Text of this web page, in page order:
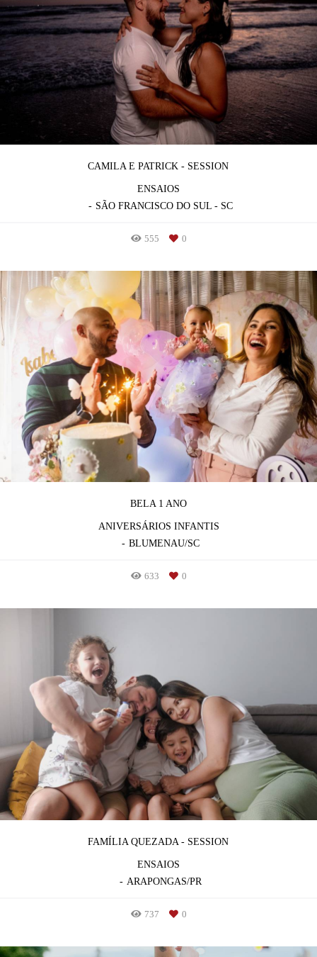
CAMILA E PATRICK - SESSION
ENSAIOS
SÃO FRANCISCO DO SUL - SC
555 0
BELA 1 ANO
ANIVERSÁRIOS INFANTIS
BLUMENAU/SC
633 0
FAMÍLIA QUEZADA - SESSION
ENSAIOS
ARAPONGAS/PR
737 0